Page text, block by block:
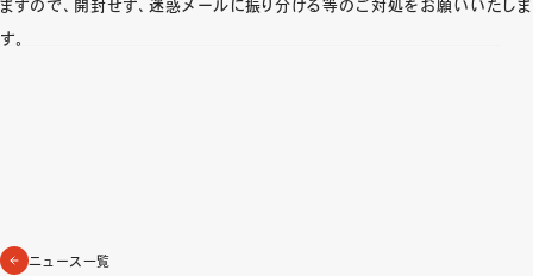
ますので、開封せず、迷惑メールに振り分ける等のご対処をお願いいたしま
す。
ニュース一覧